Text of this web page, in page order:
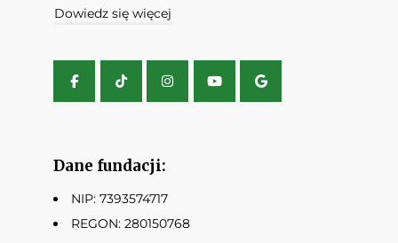
Dowiedz się więcej
Dane fundacji:
NIP: 7393574717
REGON: 280150768